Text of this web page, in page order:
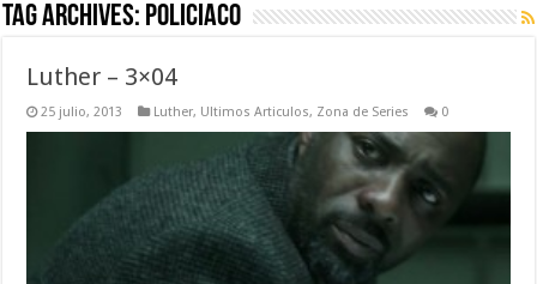
Tag Archives: Policiaco
Luther – 3×04
25 julio, 2013 Luther, Ultimos Articulos, Zona de Series 0